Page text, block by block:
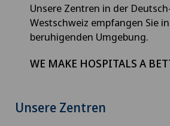
Unsere Zentren in der
Westschweiz empfangen Sie
beruhigenden Umgebung.
WE MAKE HOSPITALS A
Unsere Zentren